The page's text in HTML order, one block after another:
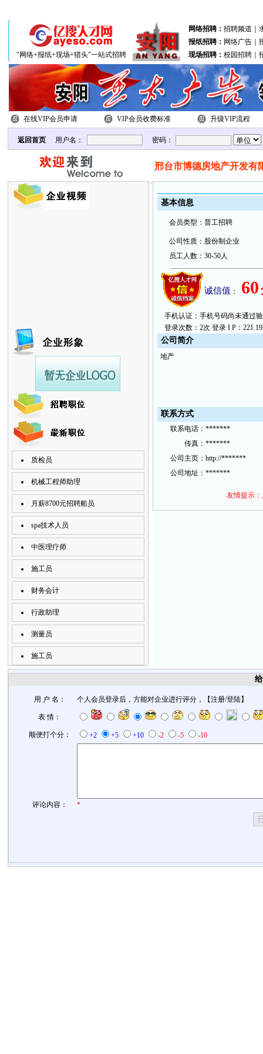
网络招聘： 招聘频道
报纸招聘： 网络广告｜
"网络+报纸+现场+猎头"一站式招聘
现场招聘： 校园招聘｜
在线VIP会员申请 VIP会员收费标准 升级VIP流程
返回首页 用户名： 密码：
邢台市博德房地产开发有
质检员
机械工程师助理
月薪8700元招聘船员
spa技术人员
中医理疗师
施工员
财务会计
行政助理
测量员
施工员
基本信息
会员类型： 普工招聘
公司性质： 股份制企业
员工人数： 30-50人
诚信值 ： 60
手机认证：手机号码尚未通过
登录次数：2次 登录 I P：
公司简介
地产
联系方式
联系电话： *******
传真： *******
公司主页： http://*******
公司地址： *******
友情提示
用 户 名： 个人会员登录后，方能对企业进行评分，【注册/登陆】
表 情：
顺便打个分： +2 +5 +10 -2 -5 -10
评论内容： *